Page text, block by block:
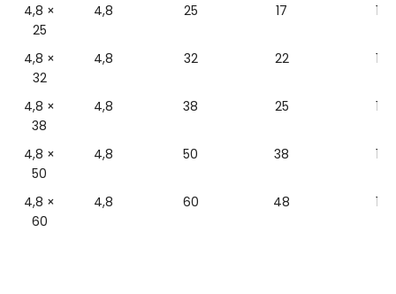
4,8 ×
25
4,8 25 17 12,3
4,8 ×
32
4,8 32 22 12,3
4,8 ×
38
4,8 38 25 12,3
4,8 ×
50
4,8 50 38 12,3
4,8 ×
60
4,8 60 48 12,3